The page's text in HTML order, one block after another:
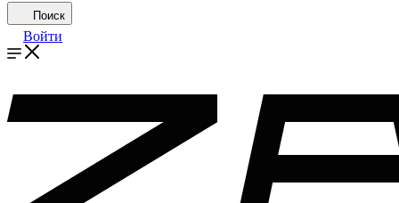
Поиск
Войти